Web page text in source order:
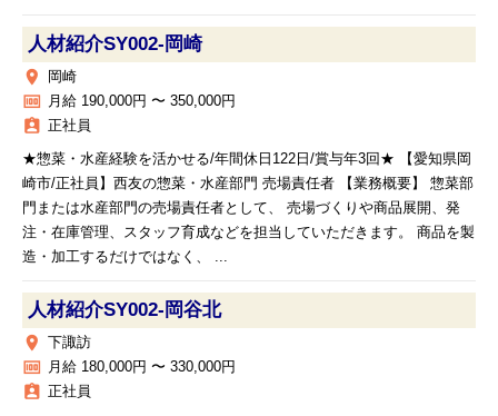
人材紹介SY002‐岡崎
place 岡崎
money 月給 190,000円 〜 350,000円
assignment_ind 正社員
★惣菜・水産経験を活かせる/年間休日122日/賞与年3回★ 【愛知県岡
崎市/正社員】西友の惣菜・水産部門 売場責任者 【業務概要】 惣菜部
門または水産部門の売場責任者として、 売場づくりや商品展開、発
注・在庫管理、スタッフ育成などを担当していただきます。 商品を製
造・加工するだけではなく、 ...
人材紹介SY002‐岡谷北
place 下諏訪
money 月給 180,000円 〜 330,000円
assignment_ind 正社員